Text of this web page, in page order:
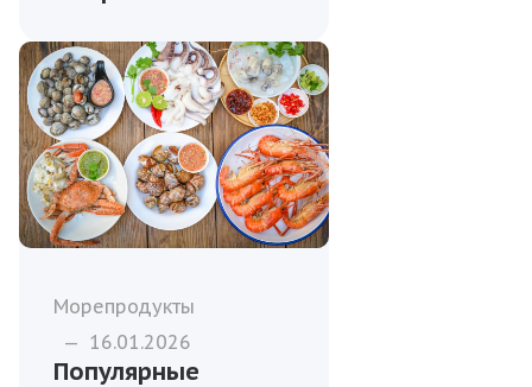
Морепродукты
— 16.01.2026
Популярные